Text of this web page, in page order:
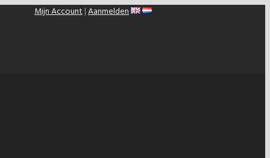
Mijn Account|Aanmelden